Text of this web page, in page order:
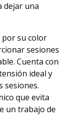
dejar una
por su color
sesiones
Cuenta con
ideal y
sesiones.
que evita
un trabajo de